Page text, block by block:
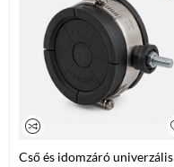
Cső és idomzáró univerzális